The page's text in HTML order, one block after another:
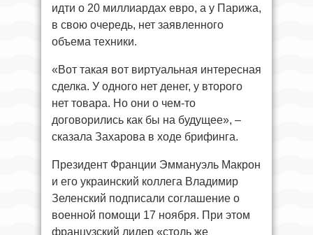
идти о 20 миллиардах евро, а у Парижа,
в свою очередь, нет заявленного
объема техники.
«Вот такая вот виртуальная интересная
сделка. У одного нет денег, у второго
нет товара. Но они о чем-то
договорились как бы на будущее», –
сказала Захарова в ходе брифинга.
Президент Франции Эммануэль Макрон
и его украинский коллега Владимир
Зеленский подписали соглашение о
военной помощи 17 ноября. При этом
французский лидер «столь же